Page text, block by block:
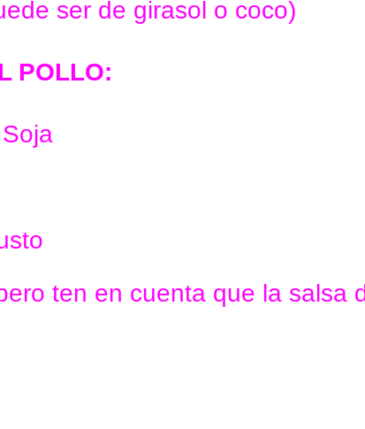
ser de girasol o coco)
POLLO:
ten en cuenta que la salsa